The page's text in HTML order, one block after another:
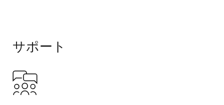
サポート